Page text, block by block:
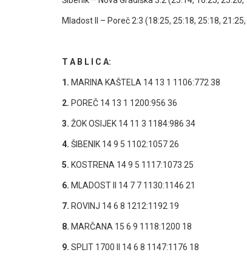
Mladost II – Poreč 2:3 (18:25, 25:18, 25:18,
T A B L I C A:
1. MARINA KAŠTELA 14 13 1 1106:772 38
2. POREČ 14 13 1 1200:956 36
3. ŽOK OSIJEK 14 11 3 1184:986 34
4. ŠIBENIK 14 9 5 1102:1057 26
5. KOSTRENA 14 9 5 1117:1073 25
6. MLADOST II 14 7 7 1130:1146 21
7. ROVINJ 14 6 8 1212:1192 19
8. MARČANA 15 6 9 1118:1200 18
9. SPLIT 1700 II 14 6 8 1147:1176 18